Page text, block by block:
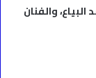
والفنان